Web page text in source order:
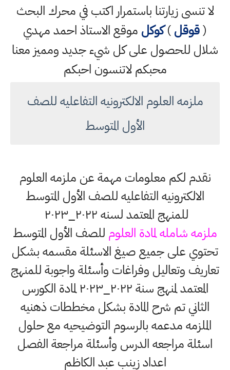
لا تنسى زيارتنا باستمرار اكتب في محرك البحث
(قوقل)كوكل موقع الاستاذ احمد مهدي
شلال للحصول على كل شيء جديد ومميز معنا
محبكم لاتنسون احبكم
ملزمه العلوم الالكترونيه التفاعليه للصف
الأول المتوسط
نقدم لكم معلومات مهمة عن ملزمه العلوم
الالكترونيه التفاعليه للصف الأول المتوسط
للمنهج المعتمد لسنه ٢٠٢٢_٢٠٢٣
ملزمه شامله لمادة العلوم للصف الأول المتوسط
تحتوي على جميع صيغ الاسئلة مقسمه بشكل
تعاريف وتعاليل وفراغات وأسئلة واجوبة للمنهج
المعتمد لمنهج سنة ٢٠٢٢_٢٠٢٣ لمادة الكورس
الثاني تم شرح المادة بشكل مخططات ذهنيه
الملزمه مدعمه بالرسوم التوضيحيه مع حلول
اسئلة مراجعه الدرس وأسئلة مراجعة الفصل
اعداد زينب عبد الكاظم